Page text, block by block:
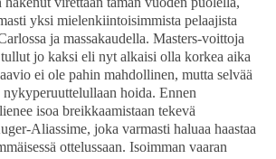
yksi mielenkiintoisimmista pelaajista
ja massakaudella. Masters-voittoja
jo kaksi eli nyt alkaisi olla korkea aika
ei ole pahin mahdollinen, mutta selvää
nykyperuuttelullaan hoida. Ennen
isoa breikkaamistaan tekevä
Aliassime, joka varmasti haluaa haastaa
ottelussaan. Isoimman vaaran